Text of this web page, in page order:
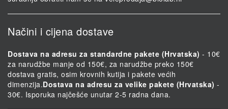
Načini i cijena dostave
Dostava na adresu za standardne pakete (Hrvatska) - 10€
za narudžbe manje od 150€, za narudžbe preko 150€
dostava gratis, osim krovnih kutija i pakete većih
dimenzija.Dostava na adresu za velike pakete (Hrvatska) -
30€. Isporuka najčešće unutar 2-5 radna dana.